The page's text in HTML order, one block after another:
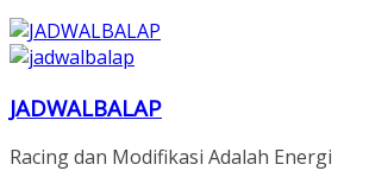
JADWALBALAP
Racing dan Modifikasi Adalah Energi